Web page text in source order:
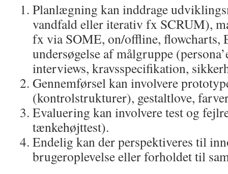
Planlægning kan inddrage
vandfald eller iterativ fx SCRUM),
fx via SOME, on/offline, flowcharts,
undersøgelse af målgruppe
interviews, kravsspecifikation,
Gennemførsel kan involvere
(kontrolstrukturer), gestaltlove,
Evaluering kan involvere test og
tænkehøjttest).
Endelig kan der perspektiveres til
brugeroplevelse eller forholdet til